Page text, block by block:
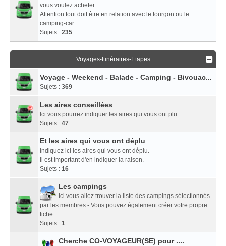
vous voulez acheter.
Attention tout doit être en relation avec le fourgon ou le
camping-car
Sujets : 235
Voyages-Itinéraires-Etapes
Voyage - Weekend - Balade - Camping - Bivouac...
Sujets : 369
Les aires conseillées
Ici vous pourrez indiquer les aires qui vous ont plu
Sujets : 47
Et les aires qui vous ont déplu
Indiquez ici les aires qui vous ont déplu.
Il est important d'en indiquer la raison.
Sujets : 16
Les campings
Ici vous allez trouver la liste des campings sélectionnés
par les membres - Vous pouvez également créer votre propre
fiche
Sujets : 1
Cherche CO-VOYAGEUR(SE) pour ....